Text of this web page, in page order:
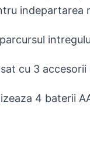
indepartarea
cu 3
4 baterii